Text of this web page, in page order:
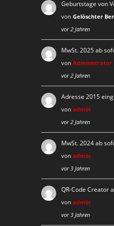
Geburtstage von
vonGelöschter
vor 2 Jahren
MwSt. 2025 ab
vonAdministrator
vor 2 Jahren
Adresse 2015
vonadmin
vor 2 Jahren
MwSt. 2024 ab
vonadmin
vor 3 Jahren
QR-Code Creator
vonadmin
vor 3 Jahren